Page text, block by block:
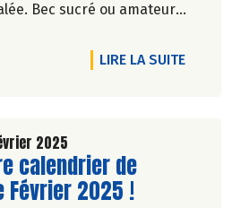
PLUTÔT SALÉ OU SUCRÉ ?
Bec sucré ou amateur
envies et tous les modes
de la qualité… pour
LIRE LA SUITEDE
2025
l'article
calendrier de
Février 2025 !